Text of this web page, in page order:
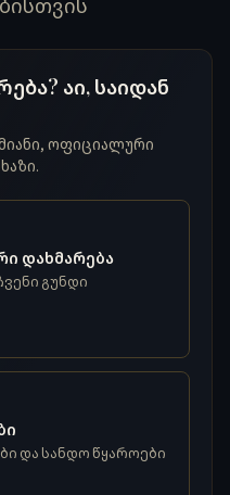
აი, საიდან
ოფიციალური
დახმარება
გუნდი
და სანდო წყაროები